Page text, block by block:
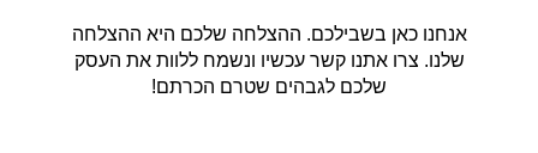
אנחנו כאן בשבילכם. ההצלחה שלכם היא ההצלחה
שלנו. צרו אתנו קשר עכשיו ונשמח ללוות את העסק
שלכם לגבהים שטרם הכרתם!